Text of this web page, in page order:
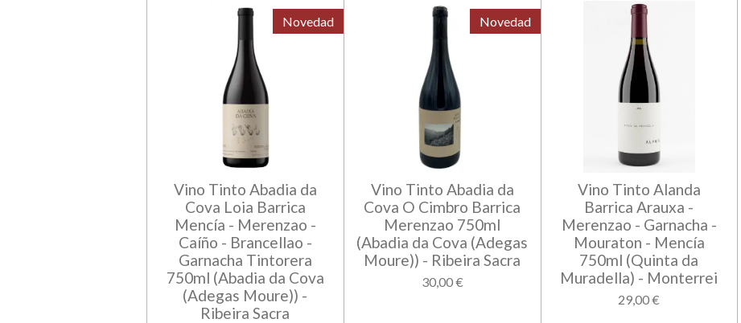
Novedad
Vino Tinto Abadia da
Cova Loia Barrica
Mencía - Merenzao -
Caíño - Brancellao -
Garnacha Tintorera
750ml (Abadia da Cova
(Adegas Moure)) -
Ribeira Sacra
Novedad
Vino Tinto Abadia da
Cova O Cimbro Barrica
Merenzao 750ml
(Abadia da Cova (Adegas
Moure)) - Ribeira Sacra
30,00 €
Vino Tinto Alanda
Barrica Arauxa -
Merenzao - Garnacha -
Mouraton - Mencía
750ml (Quinta da
Muradella) - Monterrei
29,00 €